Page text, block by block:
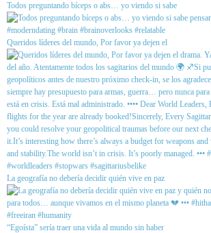
Todos preguntando bíceps o abs… yo viendo si sabe
Queridos líderes del mundo, Por favor ya dejen el
La geografía no debería decidir quién vive en paz
“Egoísta” sería traer una vida al mundo sin haber